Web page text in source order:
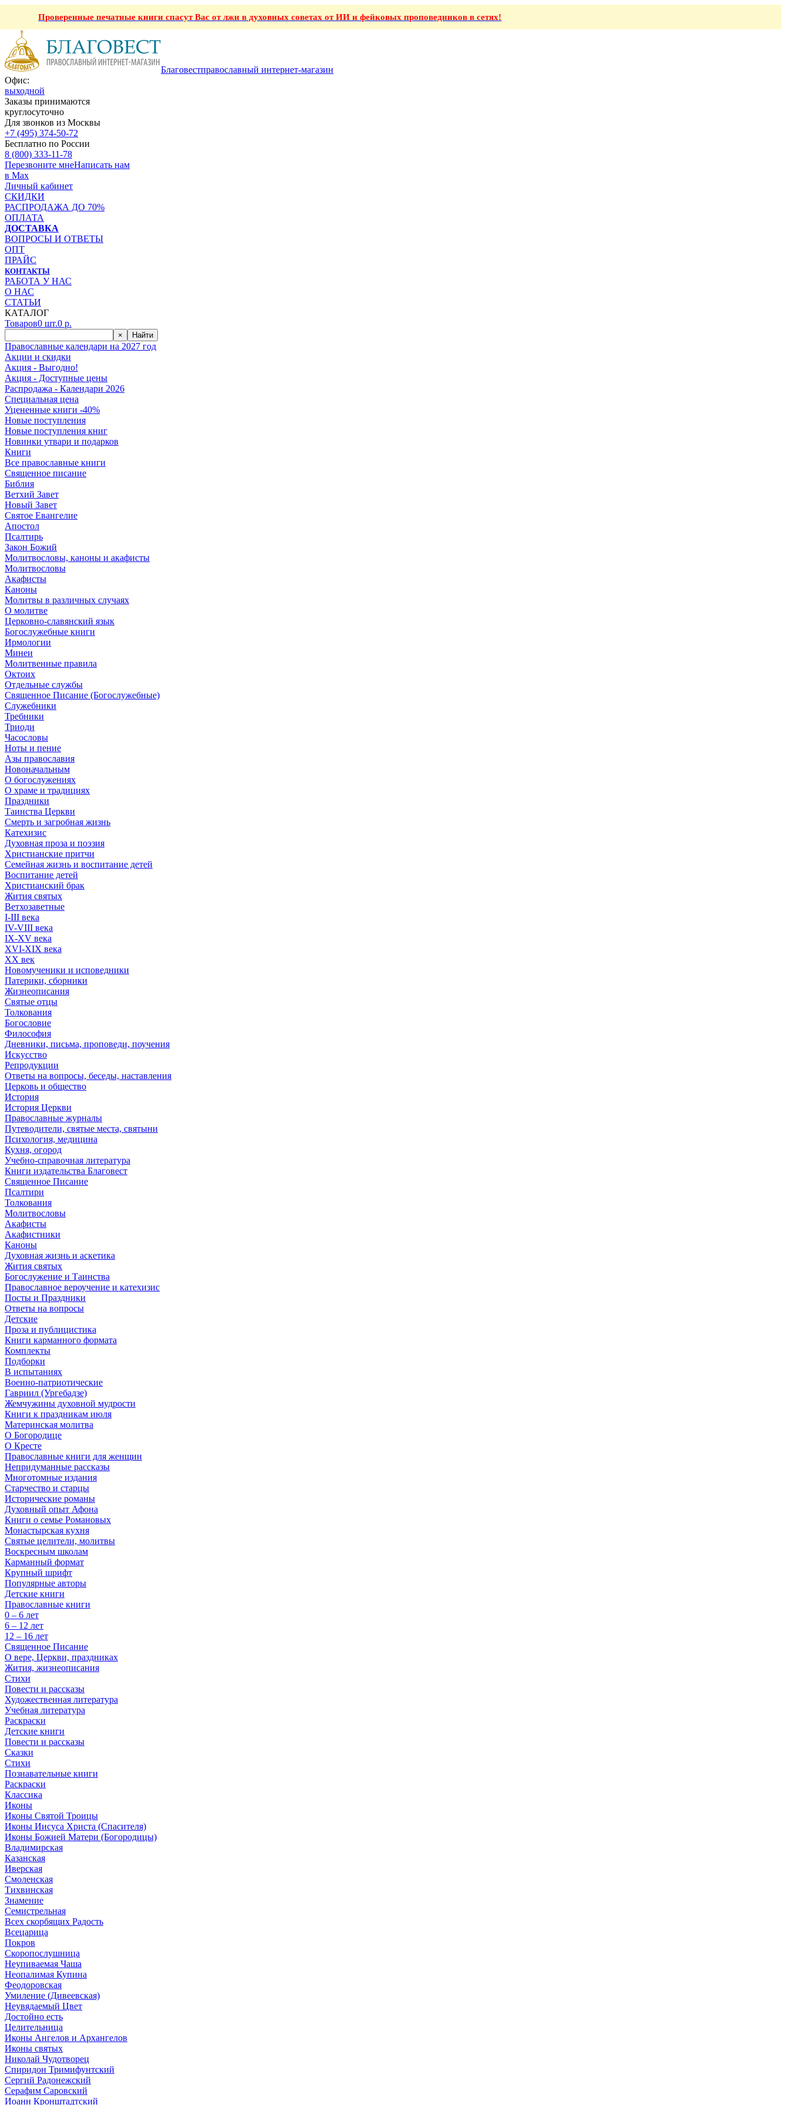
Проверенные печатные книги спасут Вас от лжи в духовных советах от ИИ и фейковых проповедников в сетях!
Благовестправославный интернет-магазин
Офис:
выходной
Заказы принимаются
круглосуточно
Для звонков из Москвы
+7 (495) 374-50-72
Бесплатно по России
8 (800) 333-11-78
Перезвоните мнеНаписать нам
в Max
Личный кабинет
СКИДКИ
РАСПРОДАЖА ДО 70%
ОПЛАТА
ДОСТАВКА
ВОПРОСЫ И ОТВЕТЫ
ОПТ
ПРАЙС
КОНТАКТЫ
РАБОТА У НАС
О НАС
СТАТЬИ
КАТАЛОГ
Товаров0 шт.0 р.
× Найти
Православные календари на 2027 год
Акции и скидки
Акция - Выгодно!
Акция - Доступные цены
Распродажа - Календари 2026
Специальная цена
Уцененные книги -40%
Новые поступления
Новые поступления книг
Новинки утвари и подарков
Книги
Все православные книги
Священное писание
Библия
Ветхий Завет
Новый Завет
Святое Евангелие
Апостол
Псалтирь
Закон Божий
Молитвословы, каноны и акафисты
Молитвословы
Акафисты
Каноны
Молитвы в различных случаях
О молитве
Церковно-славянский язык
Богослужебные книги
Ирмологии
Минеи
Молитвенные правила
Октоих
Отдельные службы
Священное Писание (Богослужебные)
Служебники
Требники
Триоди
Часословы
Ноты и пение
Азы православия
Новоначальным
О богослужениях
О храме и традициях
Праздники
Таинства Церкви
Смерть и загробная жизнь
Катехизис
Духовная проза и поэзия
Христианские притчи
Семейная жизнь и воспитание детей
Воспитание детей
Христианский брак
Жития святых
Ветхозаветные
I-III века
IV-VIII века
IX-XV века
XVI-XIX века
XX век
Новомученики и исповедники
Патерики, сборники
Жизнеописания
Святые отцы
Толкования
Богословие
Философия
Дневники, письма, проповеди, поучения
Искусство
Репродукции
Ответы на вопросы, беседы, наставления
Церковь и общество
История
История Церкви
Православные журналы
Путеводители, святые места, святыни
Психология, медицина
Кухня, огород
Учебно-справочная литература
Книги издательства Благовест
Священное Писание
Псалтири
Толкования
Молитвословы
Акафисты
Акафистники
Каноны
Духовная жизнь и аскетика
Жития святых
Богослужение и Таинства
Православное вероучение и катехизис
Посты и Праздники
Ответы на вопросы
Детские
Проза и публицистика
Книги карманного формата
Комплекты
Подборки
В испытаниях
Военно-патриотические
Гавриил (Ургебадзе)
Жемчужины духовной мудрости
Книги к праздникам июля
Материнская молитва
О Богородице
О Кресте
Православные книги для женщин
Непридуманные рассказы
Многотомные издания
Старчество и старцы
Исторические романы
Духовный опыт Афона
Книги о семье Романовых
Монастырская кухня
Святые целители, молитвы
Воскресным школам
Карманный формат
Крупный шрифт
Популярные авторы
Детские книги
Православные книги
0 – 6 лет
6 – 12 лет
12 – 16 лет
Священное Писание
О вере, Церкви, праздниках
Жития, жизнеописания
Стихи
Повести и рассказы
Художественная литература
Учебная литература
Раскраски
Детские книги
Повести и рассказы
Сказки
Стихи
Познавательные книги
Раскраски
Классика
Иконы
Иконы Святой Троицы
Иконы Иисуса Христа (Спасителя)
Иконы Божией Матери (Богородицы)
Владимирская
Казанская
Иверская
Смоленская
Тихвинская
Знамение
Семистрельная
Всех скорбящих Радость
Всецарица
Покров
Скоропослушница
Неупиваемая Чаша
Неопалимая Купина
Феодоровская
Умиление (Дивеевская)
Неувядаемый Цвет
Достойно есть
Целительница
Иконы Ангелов и Архангелов
Иконы святых
Николай Чудотворец
Спиридон Тримифунтский
Сергий Радонежский
Серафим Саровский
Иоанн Кронштадтский